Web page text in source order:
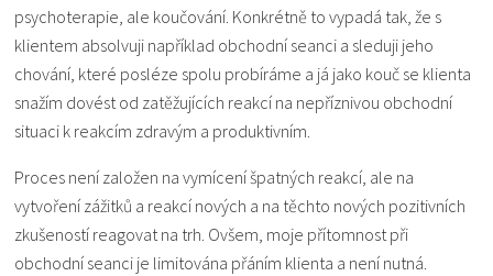
psychoterapie, ale koučování. Konkrétně to vypadá tak, že s
klientem absolvuji například obchodní seanci a sleduji jeho
chování, které posléze spolu probíráme a já jako kouč se klienta
snažím dovést od zatěžujících reakcí na nepříznivou obchodní
situaci k reakcím zdravým a produktivním.
Proces není založen na vymícení špatných reakcí, ale na
vytvoření zážitků a reakcí nových a na těchto nových pozitivních
zkušeností reagovat na trh. Ovšem, moje přítomnost při
obchodní seanci je limitována přáním klienta a není nutná.